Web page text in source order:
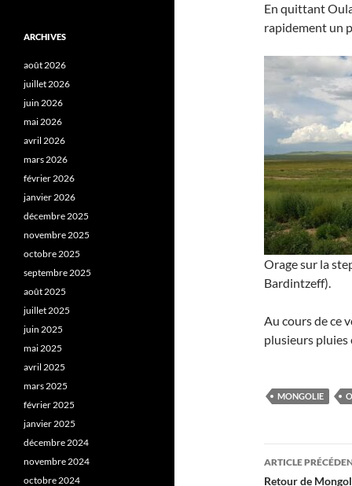
En quittant
rapidement un
Orage sur la
Bardintzeff).
Au cours de ce
plusieurs pluies
MONGOLIE
ARTICLE
Retour de
ARCHIVES
août 2026
juillet 2026
juin 2026
mai 2026
avril 2026
mars 2026
février 2026
janvier 2026
décembre 2025
novembre 2025
octobre 2025
septembre 2025
août 2025
juillet 2025
juin 2025
mai 2025
avril 2025
mars 2025
février 2025
janvier 2025
décembre 2024
novembre 2024
octobre 2024